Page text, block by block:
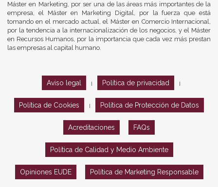
Máster en Marketing, por ser una de las áreas más importantes de la
empresa, el Máster en Marketing Digital, por la fuerza que está
tomando en el mercado actual, el Máster en Comercio Internacional,
por la tendencia a la internacionalización de los negocios, y el Máster
en Recursos Humanos, por la importancia que cada vez más prestan
las empresas al capital humano.
Aviso legal Política de privacidad
Política de Cookies Política de Protección de Datos
Acreditaciones FAQs
Política de Calidad y Medio Ambiente
Opiniones EUDE Política de Marketing Responsable